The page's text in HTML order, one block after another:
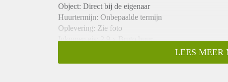
Object: Direct bij de eigenaar
Huurtermijn: Onbepaalde termijn
Oplevering: Zie foto
Inkomen eis: 2,9 x Bruto huur
Borg: 1 Maand
LEES MEER